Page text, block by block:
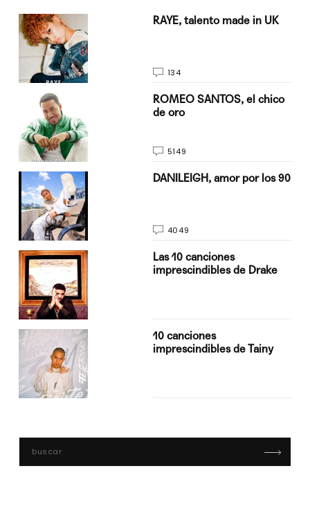
RAYE, talento made in UK
134
ROMEO SANTOS, el chico
de oro
5149
DANILEIGH, amor por los 90
4049
Las 10 canciones
imprescindibles de Drake
10 canciones
imprescindibles de Tainy